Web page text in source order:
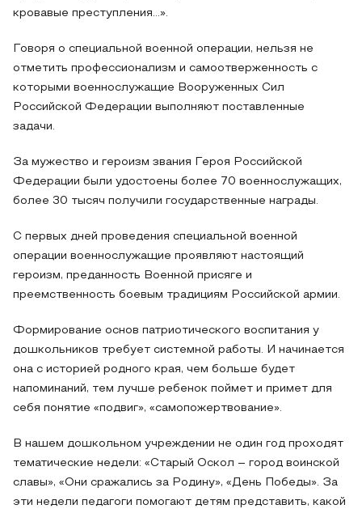
кровавые преступления…».
Говоря о специальной военной операции, нельзя не
отметить профессионализм и самоотверженность с
которыми военнослужащие Вооруженных Сил
Российской Федерации выполняют поставленные
задачи.
За мужество и героизм звания Героя Российской
Федерации были удостоены более 70 военнослужащих,
более 30 тысяч получили государственные награды.
С первых дней проведения специальной военной
операции военнослужащие проявляют настоящий
героизм, преданность Военной присяге и
преемственность боевым традициям Российской армии.
Формирование основ патриотического воспитания у
дошкольников требует системной работы. И начинается
она с историей родного края, чем больше будет
напоминаний, тем лучше ребенок поймет и примет для
себя понятие «подвиг», «самопожертвование».
В нашем дошкольном учреждении не один год проходят
тематические недели: «Старый Оскол – город воинской
славы», «Они сражались за Родину», «День Победы». За
эти недели педагоги помогают детям представить, какой